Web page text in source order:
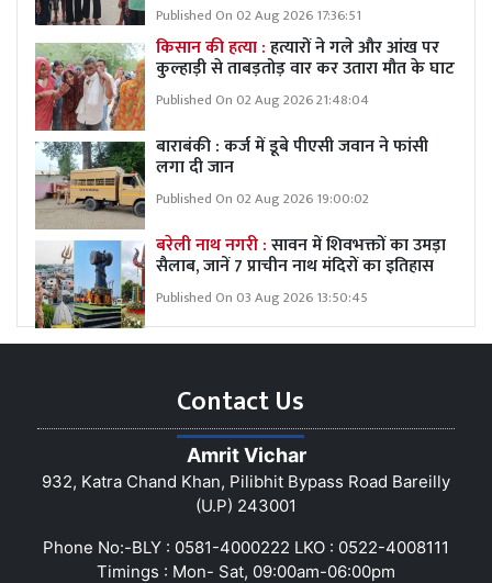
Published On 02 Aug 2026 17:36:51
किसान की हत्या :हत्यारों ने गले और आंख पर
कुल्हाड़ी से ताबड़तोड़ वार कर उतारा मौत के घाट
Published On 02 Aug 2026 21:48:04
बाराबंकी : कर्ज में डूबे पीएसी जवान ने फांसी
लगा दी जान
Published On 02 Aug 2026 19:00:02
बरेली नाथ नगरी :सावन में शिवभक्तों का उमड़ा
सैलाब, जानें 7 प्राचीन नाथ मंदिरों का इतिहास
Published On 03 Aug 2026 13:50:45
Contact Us
Amrit Vichar
932, Katra Chand Khan, Pilibhit Bypass Road Bareilly
(U.P) 243001
Phone No:-BLY : 0581-4000222 LKO : 0522-4008111
Timings : Mon- Sat, 09:00am-06:00pm